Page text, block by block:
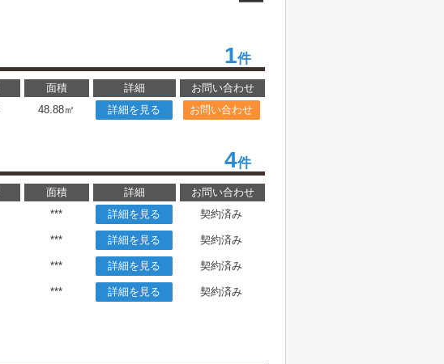
1件
面積 詳細
お問い合わせ
48.88㎡ 詳細を見る お問い合わせ
4件
面積 詳細
お問い合わせ
*** 詳細を見る 契約済み
*** 詳細を見る 契約済み
*** 詳細を見る 契約済み
*** 詳細を見る
契約済み